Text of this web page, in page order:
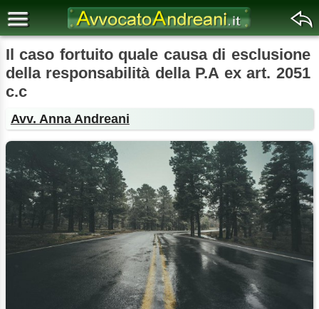
Il caso fortuito quale causa di esclusione
della responsabilità della P.A ex art. 2051
c.c
Avv. Anna Andreani